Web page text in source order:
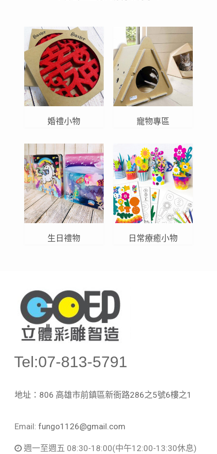
婚禮小物 寵物專區
生日禮物 日常療癒小物
Tel:07-813-5791
地址：806 高雄市前鎮區新衙路286之5號6樓之1
Email: fungo1126@gmail.com
週一至週五 08:30-18:00(中午12:00-13:30休息)